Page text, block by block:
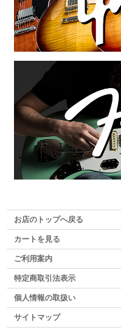
お店のトップへ戻る
カートを見る
ご利用案内
特定商取引法表示
個人情報の取扱い
サイトマップ